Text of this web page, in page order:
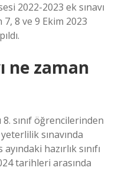
2022-2023 ek sınavı
7, 8 ve 9 Ekim 2023
ne zaman
sınıf öğrencilerinden
yeterlilik sınavında
hazırlık sınıfı
tarihleri ​​arasında